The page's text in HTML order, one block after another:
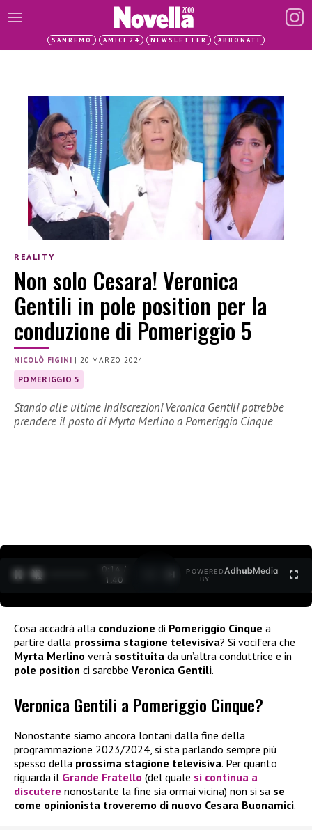
SANREMO AMICI 24 NEWSLETTER ABBONATI
REALITY
Non solo Cesara! Veronica
Gentili in pole position per la
conduzione di Pomeriggio 5
NICOLÒ FIGINI | 20 MARZO 2024
POMERIGGIO 5
Stando alle ultime indiscrezioni Veronica Gentili potrebbe
prendere il posto di Myrta Merlino a Pomeriggio Cinque
0:15 /
1:40
POWERED
BY
AdhubMedia
Cosa accadrà alla conduzione di Pomeriggio Cinque a
partire dalla prossima stagione televisiva? Si vocifera che
Myrta Merlino verrà sostituita da un’altra conduttrice e in
pole position ci sarebbe Veronica Gentili.
Veronica Gentili a Pomeriggio Cinque?
Nonostante siamo ancora lontani dalla fine della
programmazione 2023/2024, si sta parlando sempre più
spesso della prossima stagione televisiva. Per quanto
riguarda il Grande Fratello (del quale si continua a
discutere nonostante la fine sia ormai vicina) non si sa se
come opinionista troveremo di nuovo Cesara Buonamici.